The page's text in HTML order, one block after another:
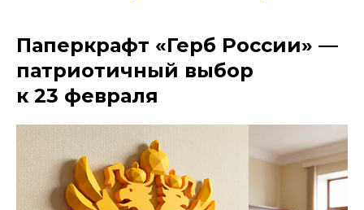
Паперкрафт «Герб России» —
патриотичный выбор
к 23 февраля